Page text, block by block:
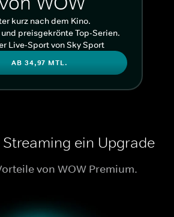
kurz nach dem Kino.
preisgekrönte Top-Serien.
Live-Sport von Sky Sport
AB 34,97 MTL.
ein Upgrade
von WOW Premium.